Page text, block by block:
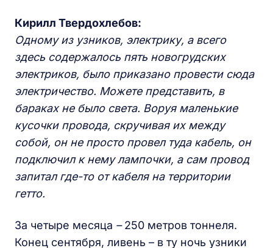
Кирилл Твердохлебов:
Одному из узников, электрику, а всего
здесь содержалось пять новогрудских
электриков, было приказано провести сюда
электричество. Можете представить, в
бараках не было света. Воруя маленькие
кусочки провода, скручивая их между
собой, он не просто провел туда кабель, он
подключил к нему лампочки, а сам провод
запитал где-то от кабеля на территории
гетто.
За четыре месяца –250 метров тоннеля.
Конец сентября, ливень – в ту ночь узники